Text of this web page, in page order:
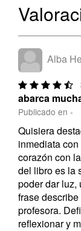
Alba
abarca
Publicado en -
Quisiera
inmediata
corazón con
del libro es la
poder dar luz,
frase
profesora.
reflexionar y